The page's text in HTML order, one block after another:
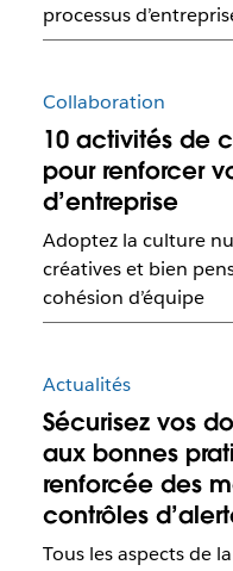
processus
Collaboration
10 activités de
pour renforcer
d’entreprise
Adoptez la culture
créatives et bien
cohésion d’équipe
Actualités
Sécurisez vos
aux bonnes
renforcée des
contrôles
Tous les aspects de